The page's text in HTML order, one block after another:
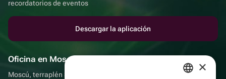
recordatorios de eventos
Descargar la aplicación
Oficina en Moscú
Moscú, terraplén Sadovnicheskaya, 9, sala 2/3 ×